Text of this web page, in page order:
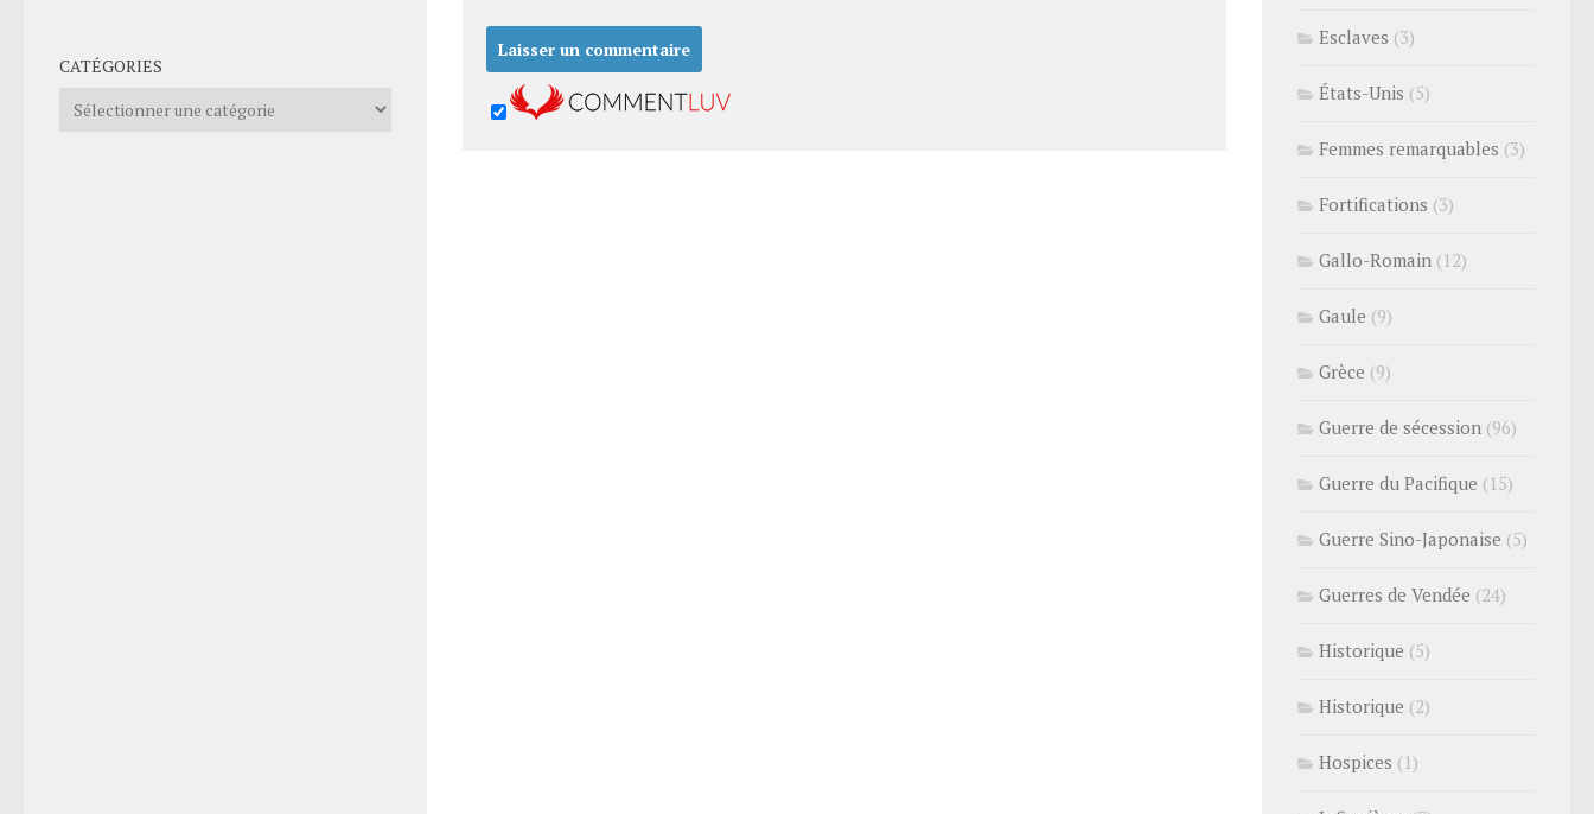
CATÉGORIES
Catégories
Esclaves (3)
États-Unis (5)
Femmes remarquables (3)
Fortifications (3)
Gallo-Romain (12)
Gaule (9)
Grèce (9)
Guerre de sécession (96)
Guerre du Pacifique (15)
Guerre Sino-Japonaise (5)
Guerres de Vendée (24)
Historique (5)
Historique (2)
Hospices (1)